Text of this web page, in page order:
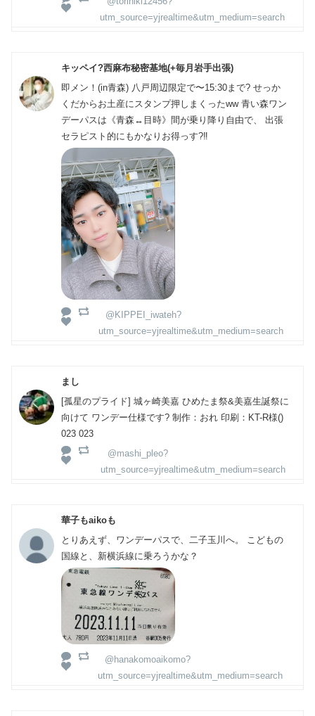
utm_source=yjrealtime&utm_medium=search
キッペイ?西麻布秘密基地(+毎月岩手出張)
即メン！(in青森) 八戸周辺限定で〜15:30まで? せっか
くだからお土産にスタンプ押しまくったww 青い森ワン
デーパスは《青森↔️目時》間が乗り降り自由で、 出張
セラピスト的にもかなりお得っす?‼️
@KIPPEI_iwateh?
utm_source=yjrealtime&utm_medium=search
まし
[孤星のプライド] 城ヶ崎美嘉 ひめたま祭&美嘉生誕祭に
向けて ワンデー仕様です? 制作：おれ 印刷：KT-R様()
023 023
@mashi_pleo?
utm_source=yjrealtime&utm_medium=search
華子もaikoも
とりあえず、ワンデーパスで、二子玉川へ。 こどもの
国線と、新横浜線に乗ろうかな？
@hanakomoaikomo?
utm_source=yjrealtime&utm_medium=search